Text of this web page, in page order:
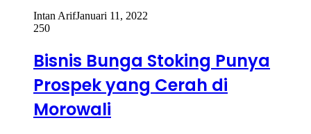
Intan ArifJanuari 11, 2022
250
Bisnis Bunga Stoking Punya
Prospek yang Cerah di
Morowali